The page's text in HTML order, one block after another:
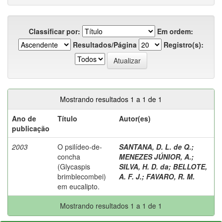
Classificar por:
Em ordem:
Resultados/Página
Registro(s):
Mostrando resultados 1 a 1 de 1
Ano de
publicação
Título Autor(es)
2003
O psilídeo-de-
concha
(Glycaspis
brimblecombei)
em eucalipto.
SANTANA, D. L. de Q.;
MENEZES JÚNIOR, A.;
SILVA, H. D. da; BELLOTE,
A. F. J.; FAVARO, R. M.
Mostrando resultados 1 a 1 de 1